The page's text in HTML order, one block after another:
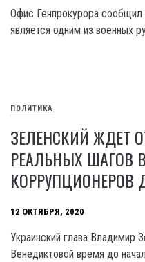
Офис Генпрокурора сообщил
является одним из военных
ПОЛИТИКА
ЗЕЛЕНСКИЙ ЖДЕТ
РЕАЛЬНЫХ ШАГОВ
КОРРУПЦИОНЕРОВ
12 ОКТЯБРЯ, 2020
Украинский глава Владимир
Венедиктовой время до